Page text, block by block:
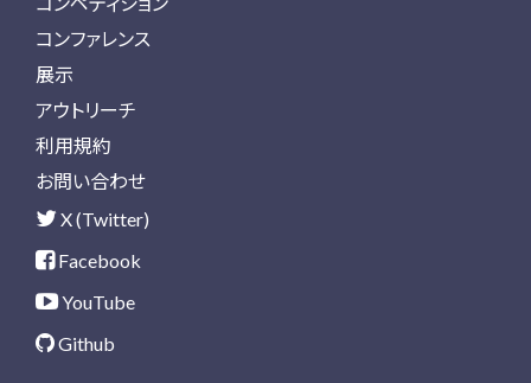
コンファレンス
展示
アウトリーチ
利用規約
お問い合わせ
X (Twitter)
Facebook
YouTube
Github